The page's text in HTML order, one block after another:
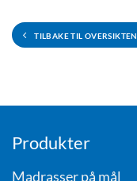
TILBAKE TIL OVERSIKTEN
Produkter
Madrasser på mål